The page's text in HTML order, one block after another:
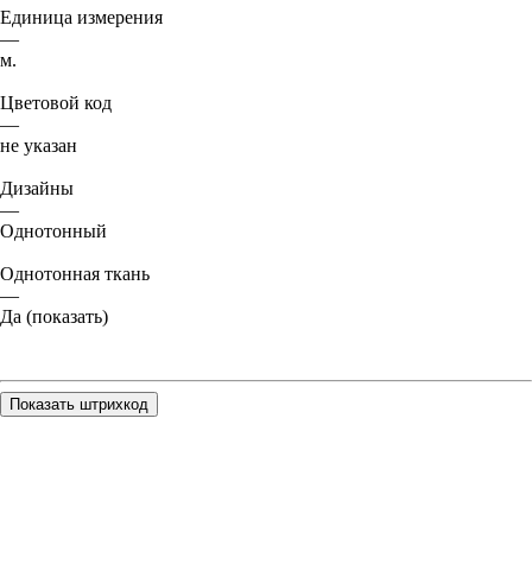
Единица измерения
—
м.
Цветовой код
—
не указан
Дизайны
—
Однотонный
Однотонная ткань
—
Да (показать)
Показать штрихкод